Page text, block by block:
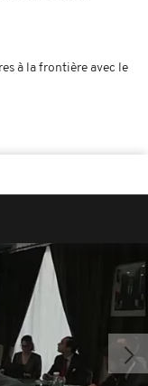
à la frontière avec le